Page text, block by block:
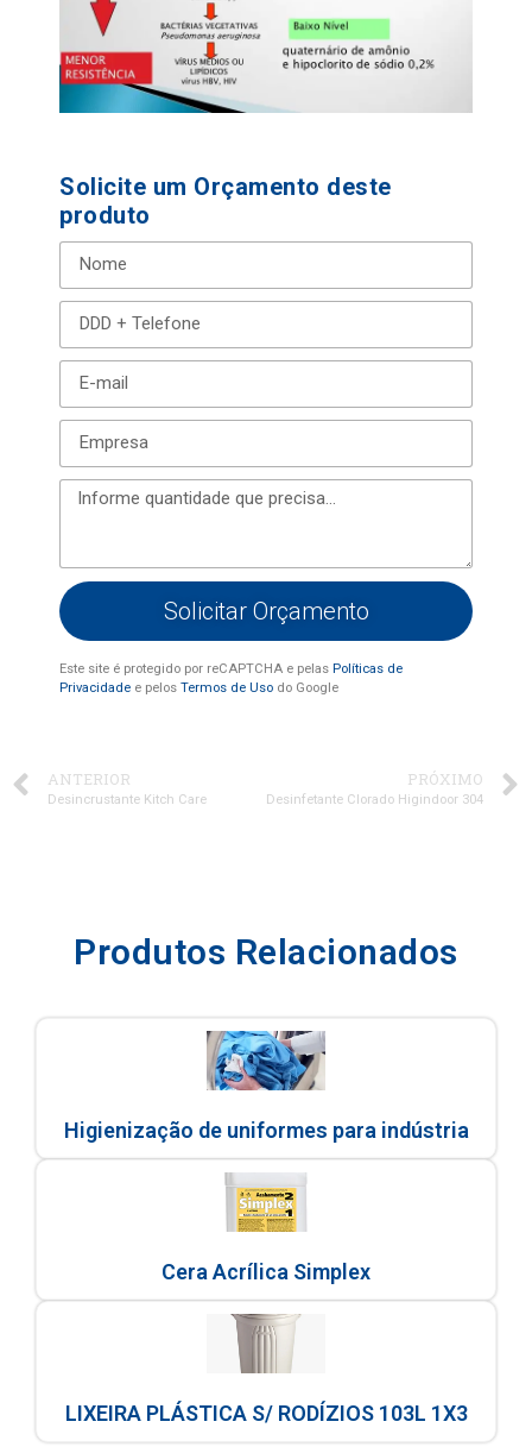
Solicite um Orçamento deste
produto
Solicitar Orçamento
Este site é protegido por reCAPTCHA e pelas Políticas de
Privacidade e pelos Termos de Uso do Google
ANTERIOR
Desincrustante Kitch Care
PRÓXIMO
Desinfetante Clorado Higindoor 304
Produtos Relacionados
Higienização de uniformes para indústria
Cera Acrílica Simplex
LIXEIRA PLÁSTICA S/ RODÍZIOS 103L 1X3